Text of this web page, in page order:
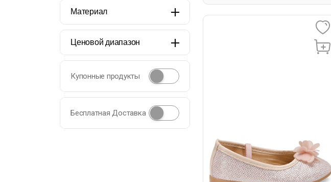
Материал
Ценовой диапазон
Купонные продукты
Бесплатная Доставка